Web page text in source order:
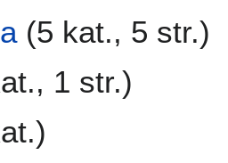
(5 kat., 5 str.)
1 str.)